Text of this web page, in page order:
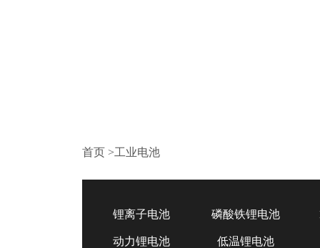
首页 >工业电池
锂离子电池 磷酸铁锂电池
动力锂电池 低温锂电池